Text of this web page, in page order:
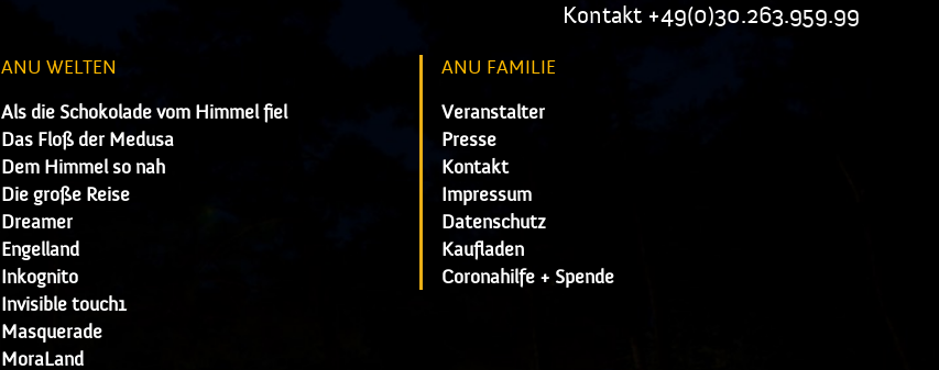
Kontakt +49(0)30.263.959.99
ANU WELTEN
Als die Schokolade vom Himmel fiel
Das Floß der Medusa
Dem Himmel so nah
Die große Reise
Dreamer
Engelland
Inkognito
Invisible touch1
Masquerade
MoraLand
ANU FAMILIE
Veranstalter
Presse
Kontakt
Impressum
Datenschutz
Kaufladen
Coronahilfe + Spende